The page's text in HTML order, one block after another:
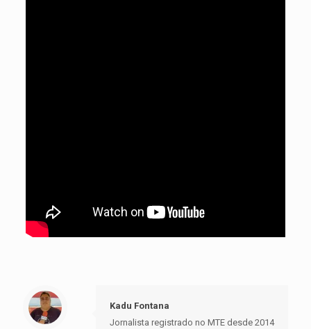
Kadu Fontana
Jornalista registrado no MTE desde 2014